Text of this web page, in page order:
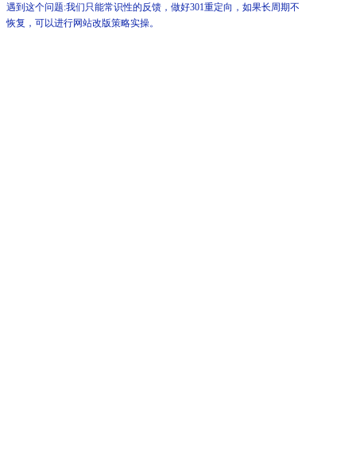
遇到这个问题:我们只能常识性的反馈，做好301重定向，如果长周期不
恢复，可以进行网站改版策略实操。